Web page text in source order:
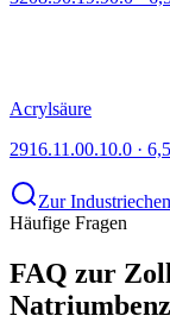
Acrylsäure
2916.11.00.10.0 ·
Zur
Häufige Fragen
FAQ zur